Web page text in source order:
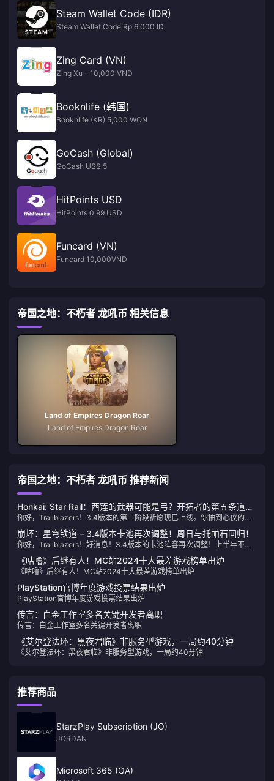
Steam Wallet Code (IDR)
Steam Wallet Code Rp 6,000 ID
Zing Card (VN)
Zing Xu - 10,000 VND
Booknlife (韩国)
Booknlife (KR) 5,000 WON
GoCash (Global)
GoCash US$ 5
HitPoints USD
HitPoints 0.99 USD
Funcard (VN)
Funcard 10,000VND
帝国之地：不朽者 龙吼币 相关信息
Land of Empires Dragon Roar
Land of Empires Dragon Roar
帝国之地：不朽者 龙吼币 推荐新闻
Honkai: Star Rail：西莲的武器可能是弓？开拓者的第五条道路
揭晓！
你好，Trailblazers！3.4版本的第二阶段祈愿现已上线。你抽到心仪的角
分享——一起来看看吧。
崩坏：星穹铁道 – 3.4版本卡池再次调整！周日与托帕石回归！
你好，Trailblazers！好消息！3.4版本的卡池阵容再次调整！上半年不会
《咕噜》后继有人！MC站2024十大最差游戏榜单出炉
《咕噜》后继有人！MC站2024十大最差游戏榜单出炉
PlayStation官博年度游戏投票结果出炉
PlayStation官博年度游戏投票结果出炉
传言：白金工作室多名关键开发者离职
传言：白金工作室多名关键开发者离职
《艾尔登法环：黑夜君临》非服务型游戏，一局约40分钟
《艾尔登法环：黑夜君临》非服务型游戏，一局约40分钟
推荐商品
StarzPlay Subscription (JO)
JORDAN
Microsoft 365 (QA)